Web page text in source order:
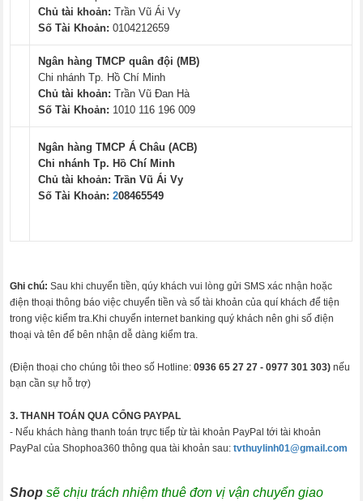
Chủ tài khoản: Trần Vũ Ái Vy
Số Tài Khoản: 0104212659
Ngân hàng TMCP quân đội (MB)
Chi nhánh Tp. Hồ Chí Minh
Chủ tài khoản: Trần Vũ Đan Hà
Số Tài Khoản: 1010 116 196 009
Ngân hàng TMCP Á Châu (ACB)
Chi nhánh Tp. Hồ Chí Minh
Chủ tài khoản: Trần Vũ Ái Vy
Số Tài Khoản: 208465549
Ghi chú: Sau khi chuyển tiền, qúy khách vui lòng gửi SMS xác nhận hoặc
điện thoại thông báo việc chuyển tiền và số tài khoản của quí khách để tiện
trong việc kiểm tra.Khi chuyển internet banking quý khách nên ghi số điện
thoại và tên để bên nhận dễ dàng kiểm tra.
(Điện thoại cho chúng tôi theo số Hotline:0936 65 27 27 -0977 301 303) nếu
bạn cần sự hỗ trợ)
3. THANH TOÁN QUA CỔNG PAYPAL
- Nếu khách hàng thanh toán trực tiếp từ tài khoản PayPal tới tài khoản
PayPal của Shophoa360 thông qua tài khoản sau:tvthuylinh01@gmail.com
Shop sẽ chịu trách nhiệm thuê đơn vị vận chuyển giao